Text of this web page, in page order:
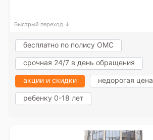
Быстрый переход ↓
бесплатно по полису ОМС
срочная 24/7 в день обращения
акции и скидки недорогая цена
ребенку 0-18 лет